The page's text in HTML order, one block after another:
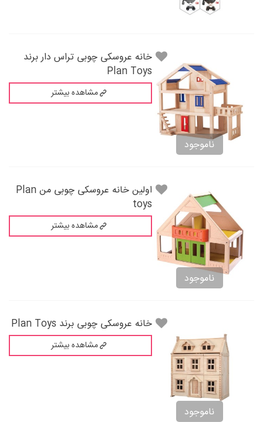
ناموجود
خانه عروسکی چوبی تراس دار برند
Plan Toys
مشاهده بیشتر
ناموجود
اولین خانه عروسکی چوبی من Plan
toys
مشاهده بیشتر
ناموجود
خانه عروسکی چوبی برند Plan Toys
مشاهده بیشتر